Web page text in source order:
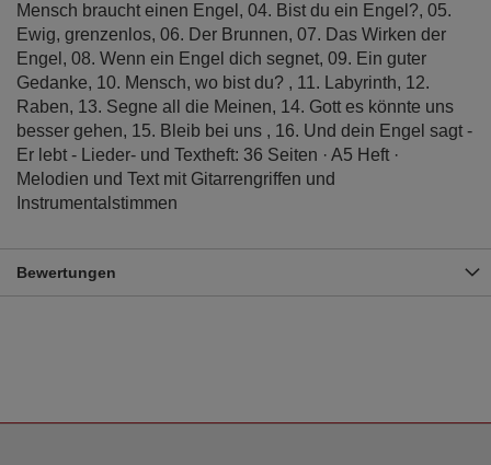
Mensch braucht einen Engel, 04. Bist du ein Engel?, 05.
Ewig, grenzenlos, 06. Der Brunnen, 07. Das Wirken der
Engel, 08. Wenn ein Engel dich segnet, 09. Ein guter
Gedanke, 10. Mensch, wo bist du? , 11. Labyrinth, 12.
Raben, 13. Segne all die Meinen, 14. Gott es könnte uns
besser gehen, 15. Bleib bei uns , 16. Und dein Engel sagt -
Er lebt - Lieder- und Textheft: 36 Seiten · A5 Heft ·
Melodien und Text mit Gitarrengriffen und
Instrumentalstimmen
Bewertungen